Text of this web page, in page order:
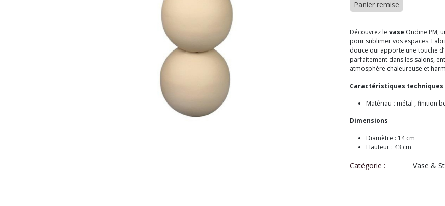
Panier remise
Découvrez le vase Ondine PM,
pour sublimer vos espaces.
douce qui apporte une touche
parfaitement dans les salons,
atmosphère chaleureuse et
Caractéristiques techniques
Matériau : métal , finition
Dimensions
Diamètre : 14 cm
Hauteur : 43 cm
Catégorie : Vase &